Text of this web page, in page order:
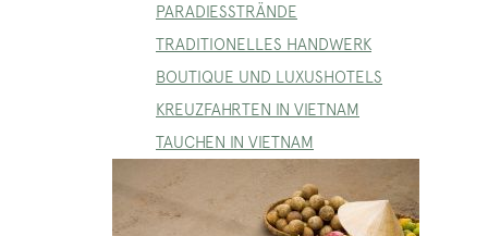
PARADIESSTRÄNDE
TRADITIONELLES HANDWERK
BOUTIQUE UND LUXUSHOTELS
KREUZFAHRTEN IN VIETNAM
TAUCHEN IN VIETNAM